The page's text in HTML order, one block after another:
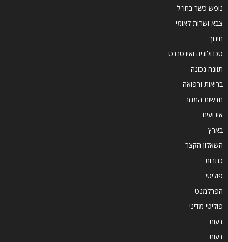
נופש כשר בחו"ל
צבא ושרות לאומי
חינוך
טכנולוגיה ואינטרנט
תזונה נכונה
בריאות ורפואה
חדשות המגזר
אירועים
בארץ
השאלון הקצר
כתבות
פוליטי
הפרלמנט
פוליטי מדיני
דעות
דעות